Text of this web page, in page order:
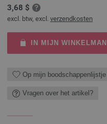
3,68 $
excl. btw, excl. verzendkosten
IN MIJN
Op mijn boodschappenlijstje
Vragen over het artikel?